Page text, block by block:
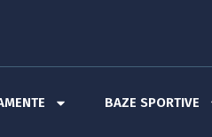
BAZE SPORTIVE